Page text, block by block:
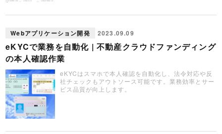
Webアプリケーション開発 2023.09.09
eKYCで業務を自動化 | 不動産クラウドファンディング
の本人確認作業
eKYCはスマホで本人確認を自動化し、法令対応や反
社チェックもアウトソース可能です。業務効率とサー
ビス品質が向上します。